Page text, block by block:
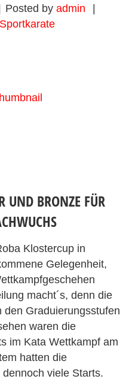
Posted by admin
Sportkarate
UND BRONZE FÜR
Klostercup in
Gelegenheit,
macht´s, denn die
Graduierungsstufen
waren die
im Kata Wettkampf am
hatten die
viele Starts.